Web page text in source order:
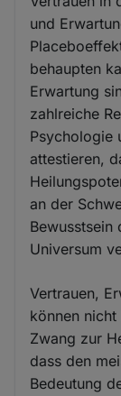
und
behaupten
Erwartung
zahlreiche
Psychologie
attestieren,
an der
Universum
Vertrauen,
können
Zwang zur
dass den
Bedeutung